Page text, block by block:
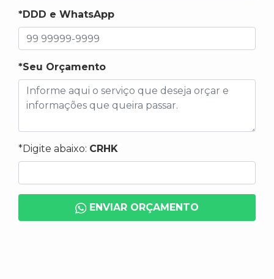
*DDD e WhatsApp
*Seu Orçamento
*Digite abaixo: CRHK
ENVIAR ORÇAMENTO